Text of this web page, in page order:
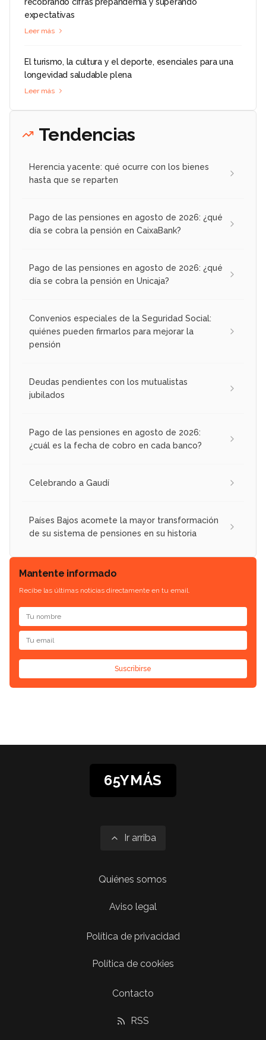
expectativas
Leer más
El turismo, la cultura y el deporte, esenciales para una
longevidad saludable plena
Leer más
Tendencias
Herencia yacente: qué ocurre con los bienes
hasta que se reparten
Pago de las pensiones en agosto de 2026: ¿qué
día se cobra la pensión en CaixaBank?
Pago de las pensiones en agosto de 2026: ¿qué
día se cobra la pensión en Unicaja?
Convenios especiales de la Seguridad Social:
quiénes pueden firmarlos para mejorar la
pensión
Deudas pendientes con los mutualistas
jubilados
Pago de las pensiones en agosto de 2026:
¿cuál es la fecha de cobro en cada banco?
Celebrando a Gaudí
Países Bajos acomete la mayor transformación
de su sistema de pensiones en su historia
Mantente informado
Recibe las últimas noticias directamente en tu email.
Suscribirse
65YMÁS
Ir arriba
Quiénes somos
Aviso legal
Política de privacidad
Política de cookies
Contacto
RSS